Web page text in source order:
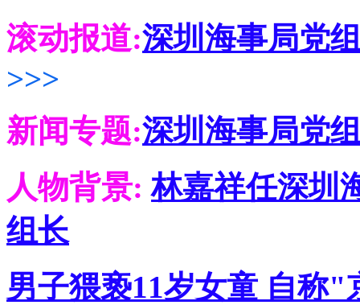
滚动报道:深圳海事局党
>>>
新闻专题:深圳海事局党
人物背景: 林嘉祥任深圳
组长
男子猥亵11岁女童 自称